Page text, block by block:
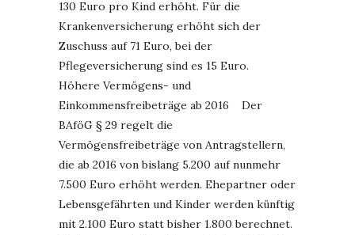
130 Euro pro Kind erhöht. Für die
Krankenversicherung erhöht sich der
Zuschuss auf 71 Euro, bei der
Pflegeversicherung sind es 15 Euro.
Höhere Vermögens- und
Einkommensfreibeträge ab 2016 Der
BAföG § 29 regelt die
Vermögensfreibeträge von Antragstellern,
die ab 2016 von bislang 5.200 auf nunmehr
7.500 Euro erhöht werden. Ehepartner oder
Lebensgefährten und Kinder werden künftig
mit 2.100 Euro statt bisher 1.800 berechnet.